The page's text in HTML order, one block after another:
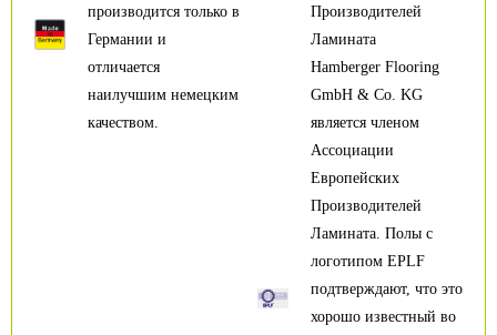
Производителей
Ламината
Hamberger Flooring
GmbH & Co. KG
является членом
Ассоциации
Европейских
Производителей
Ламината. Полы с
логотипом EPLF
подтверждают, что это
хорошо известный во
производится только в
Германии и
отличается
наилучшим немецким
качеством.